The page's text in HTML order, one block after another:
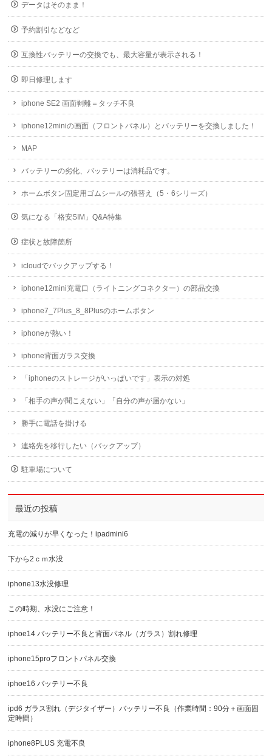
データはそのまま！
予約割引などなど
互換性バッテリーの交換でも、最大容量が表示される！
即日修理します
iphone SE2 画面剥離＝タッチ不良
iphone12miniの画面（フロントパネル）とバッテリーを交換しました！
MAP
バッテリーの劣化、バッテリーは消耗品です。
ホームボタン固定用ゴムシールの張替え（5・6シリーズ）
気になる「格安SIM」Q&A特集
症状と故障箇所
icloudでバックアップする！
iphone12mini充電口（ライトニングコネクター）の部品交換
iphone7_7Plus_8_8Plusのホームボタン
iphoneが熱い！
iphone背面ガラス交換
「iphoneのストレージがいっぱいです」表示の対処
「相手の声が聞こえない」「自分の声が届かない」
勝手に電話を掛ける
連絡先を移行したい（バックアップ）
駐車場について
最近の投稿
充電の減りが早くなった！ipadmini6
下から2ｃｍ水没
iphone13水没修理
この時期、水没にご注意！
iphoe14 バッテリー不良と背面パネル（ガラス）割れ修理
iphone15proフロントパネル交換
iphoe16 バッテリー不良
ipd6 ガラス割れ（デジタイザー）バッテリー不良（作業時間：90分＋画面固
定時間）
iphone8PLUS 充電不良